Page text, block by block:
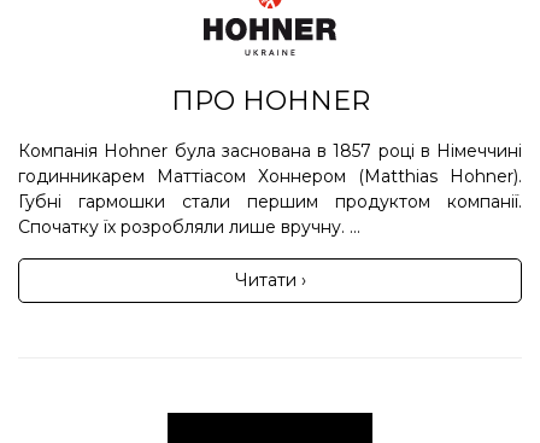
ПРО HOHNER
Компанія Hohner була заснована в 1857 році в Німеччині
годинникарем Маттіасом Хоннером (Matthias Hohner).
Губні гармошки стали першим продуктом компанії.
Спочатку їх розробляли лише вручну. ...
Читати ›